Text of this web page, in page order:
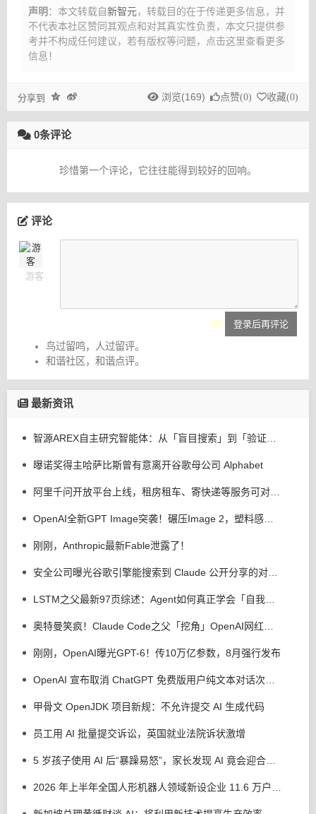
声明 ：本文转载自新智元，转载目的在于传递更多信息，并
不代表本社区赞同其观点和对其真实性负责，本文只提供参
考并不构成任何建议， 若有版权等问题，点击这里查看更多
信息！
分享到 浏览(169) 点赞(0) 收藏(0)
0条评论
珍惜第一个评论，它往往能得到较好的回响。
评论
游客
登录后再评论
鸟过留鸣，人过留评。
和谐社区，和谐点评。
最新资讯
曝诺奖得主哈萨比斯曾有意离开谷歌母公司 Alphabet
刚刚，Anthropic最新Fable泄露了！
刚刚，OpenAI曝光GPT-6！传10万亿参数，8月强行发布
甲骨文 OpenJDK 项目新规：不允许提交 AI 生成代码
员工用 AI 批量提交诉讼，英国就业法院诉状激增